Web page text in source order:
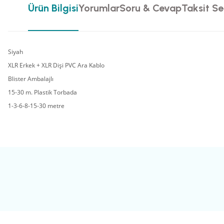
Ürün BilgisiYorumlarSoru & CevapTaksit
Siyah
XLR Erkek + XLR Dişi PVC Ara Kablo
Blister Ambalajlı
15-30 m. Plastik Torbada
1-3-6-8-15-30 metre